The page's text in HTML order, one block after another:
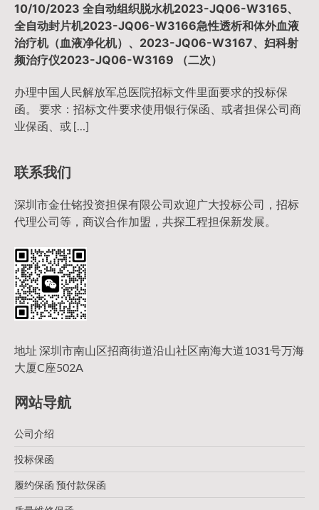
10/10/2023 全自动组织脱水机2023-JQ06-W3165、
全自动封片机2023-JQ06-W3166急性透析和体外血液
治疗机（血液净化机）、2023-JQ06-W3167、妇科射
频治疗仪2023-JQ06-W3169 （二次）
办理中国人民解放军总医院招标文件里面要求的投标保
函。 要求：招标文件要求使用银行保函、或者担保公司商
业保函、或 […]
联系我们
深圳市金仕铭投资担保有限公司欢迎广大投标公司，招标
代理公司等，商议合作加盟，共探工程担保新发展。
地址 深圳市南山区招商街道沿山社区南海大道1031号万海
大厦C座502A
网站导航
公司介绍
投标保函
履约保函 预付款保函